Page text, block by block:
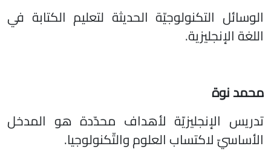
الوسائل التكنولوجيّة الحديثة لتعليم الكتابة في
اللغة الإنجليزية.
محمد نوة
تدريس الإنجليزيّة لأهداف محدّدة هو المدخل
الأساسيّ لاكتساب العلوم والتّكنولوجيا.